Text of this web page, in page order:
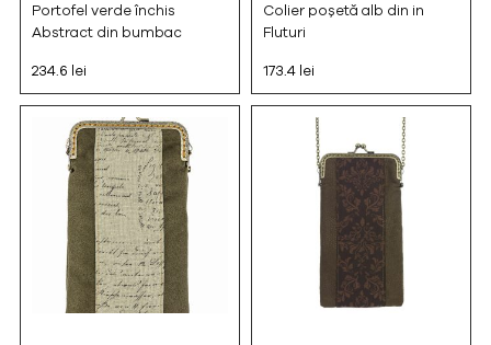
Portofel verde închis
Abstract din bumbac
234.6 lei
Colier poșetă alb din in
Fluturi
173.4 lei